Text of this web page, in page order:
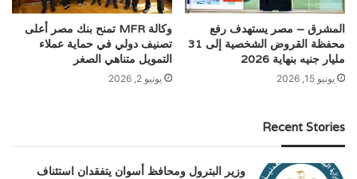
المشرق – مصر يستهدف رفع
محفظة القروض الشخصية إلى 31
مليار جنيه بنهاية 2026
يونيو 15, 2026
وكالة MFR تمنح بنك مصر أعلى
تصنيف دولي في حماية عملاء
التمويل متناهي الصغر
يونيو 2, 2026
Recent Stories
وزير البترول ومحافظ أسوان يتفقدان استئناف